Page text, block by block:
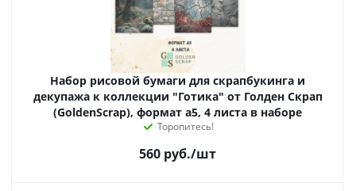
Набор рисовой бумаги для скрапбукинга и
декупажа к коллекции "Готика" от Голден Скрап
(GoldenScrap), формат а5, 4 листа в наборе
Торопитесь!
560 руб./шт